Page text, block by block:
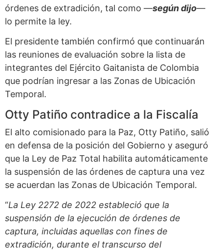
órdenes de extradición, tal como —según dijo—
lo permite la ley.
El presidente también confirmó que continuarán
las reuniones de evaluación sobre la lista de
integrantes del Ejército Gaitanista de Colombia
que podrían ingresar a las Zonas de Ubicación
Temporal.
Otty Patiño contradice a la Fiscalía
El alto comisionado para la Paz, Otty Patiño, salió
en defensa de la posición del Gobierno y aseguró
que la Ley de Paz Total habilita automáticamente
la suspensión de las órdenes de captura una vez
se acuerdan las Zonas de Ubicación Temporal.
“La Ley 2272 de 2022 estableció que la
suspensión de la ejecución de órdenes de
captura, incluidas aquellas con fines de
extradición, durante el transcurso del